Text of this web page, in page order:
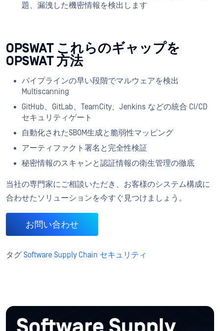
題、漏洩した機密情報を検出します
OPSWAT これらのギャップを
OPSWAT 方法
パイプラインの早い段階でマルウェアを検出
Multiscanning
GitHub、GitLab、TeamCity、Jenkins などの統合 CI/CD
セキュリティゲート
自動化されたSBOM生成と脆弱性マッピング
アーティファクト署名と完全性検証
秘密情報のスキャンと認証情報の衛生管理の徹底
当社の専門家にご相談いただき、お客様のシステム構成に
合わせたソリューションを今すぐ見つけましょう。
お問い合わせ
タグ Software Supply Chain セキュリティ